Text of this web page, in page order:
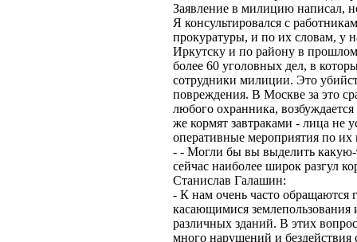
Заявление в милицию написал,
Я консультировался с
прокуратуры, и по их словам, у
Иркутску и по району в
более 60 уголовных дел, в
сотрудники милиции. Это
повреждения. В Москве за это
любого охранника,
же кормят завтраками - лица не
оперативные мероприятия по их
- - Могли бы вы выделить какую-
сейчас наиболее широк разгул
Станислав Галашин:
- К нам очень часто обращаются
касающимися землепользования
различных зданий. В этих
много нарушений и бездействия